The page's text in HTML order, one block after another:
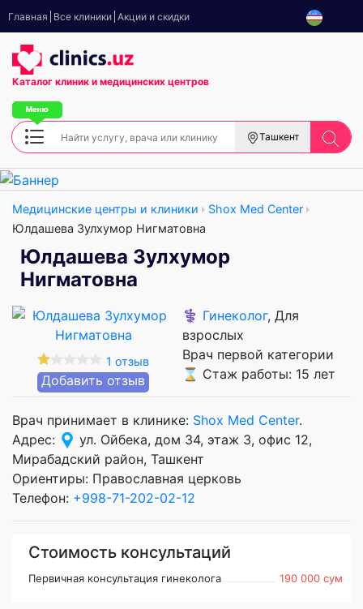
Главная Все клиники Акции и скидки
Каталог клиник и медицинских центров
Ташкент
Медицинские центры и клиники
Shox Med Center
Юлдашева Зулхумор Нигматовна
Юлдашева Зулхумор
Нигматовна
1 отзыв
Добавить отзыв
⚕️ Гинеколог, Для
взрослых
Врач первой категории
⌛ Стаж работы: 15 лет
Врач принимает в клинике: Shox Med Center.
Адрес:
ул. Ойбека, дом 34, этаж 3, офис 12,
Мирабадский район, Ташкент
Ориентиры: Православная церковь
Телефон: +998-71-202-02-12
Стоимость консультаций
Первичная консультация гинеколога 190 000 сум